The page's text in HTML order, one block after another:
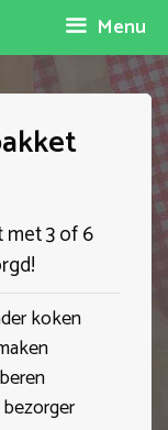
Menu
3 of 6
koken